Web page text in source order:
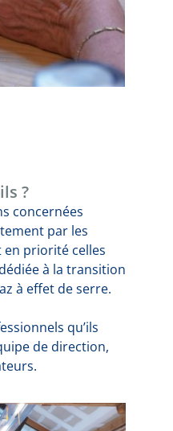
?
concernées
par les
en priorité celles
à la transition
à effet de serre.
qu’ils
de direction,